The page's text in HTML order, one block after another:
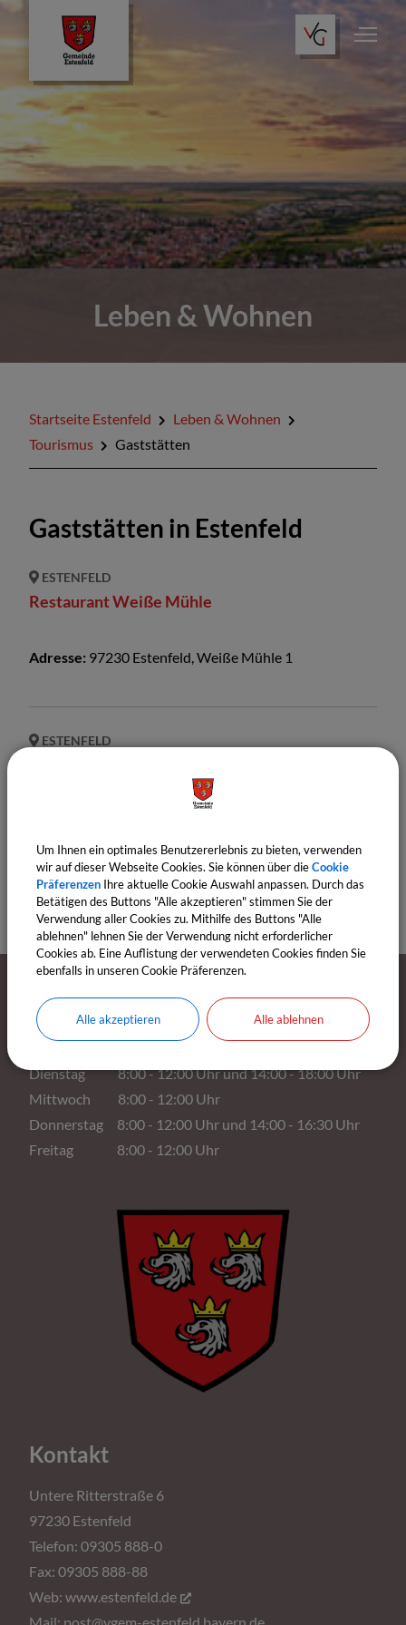
Leben & Wohnen
Wo finde ich was?
Leben & Wohnen
Startseite Estenfeld
Leben & Wohnen
Tourismus
Gaststätten
Gaststätten in Estenfeld
ESTENFELD
Restaurant Weiße Mühle
Adresse: 97230 Estenfeld,Weiße Mühle 1
ESTENFELD
Öffnungszeiten
Dienstag 8:00 - 12:00 Uhr und 14:00 - 18:00 Uhr
Mittwoch 8:00 - 12:00 Uhr
Donnerstag 8:00 - 12:00 Uhr und 14:00 - 16:30 Uhr
Freitag 8:00 - 12:00 Uhr
Kontakt
Untere Ritterstraße 6
97230 Estenfeld
Telefon: 09305 888-0
Fax: 09305 888-88
Web: www.estenfeld.de
Um Ihnen ein optimales Benutzererlebnis zu bieten, verwenden
wir auf dieser Webseite Cookies. Sie können über dieCookie
Präferenzen Ihre aktuelle Cookie Auswahl anpassen. Durch das
Betätigen des Buttons "Alle akzeptieren" stimmen Sie der
Verwendung aller Cookies zu. Mithilfe des Buttons "Alle
ablehnen" lehnen Sie der Verwendung nicht erforderlicher
Cookies ab. Eine Auflistung der verwendeten Cookies finden Sie
ebenfalls in unseren Cookie Präferenzen.
Alle akzeptieren Alle ablehnen